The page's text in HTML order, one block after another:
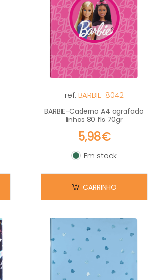
ref: BARBIE-8042
BARBIE-Caderno A4 agrafado
linhas 80 fls 70gr
5,98€
Em stock
Em stock
CARRINHO